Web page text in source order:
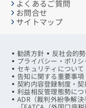
よくあるご質問
お問合せ
サイトマップ
勧誘方針 反社会的
プライバシー・ポリシ
セキュリティについて
告知に関する重要事項
契約内容登録制度・
利益相反管理態勢につ
ADR（裁判外紛争解